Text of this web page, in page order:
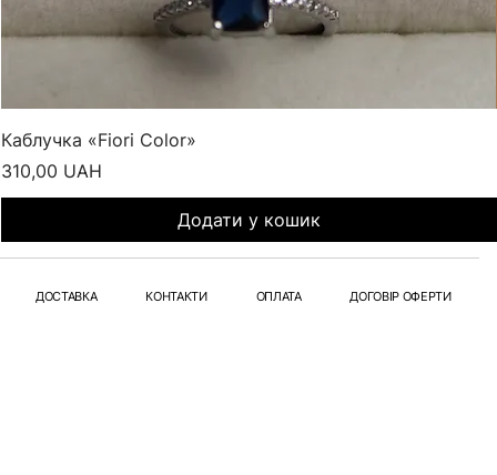
Каблучка «Fiori Color»
Ціна
310,00 UAH
Додати у кошик
ДОСТАВКА КОНТАКТИ ОПЛАТА ДОГОВІР ОФЕРТИ